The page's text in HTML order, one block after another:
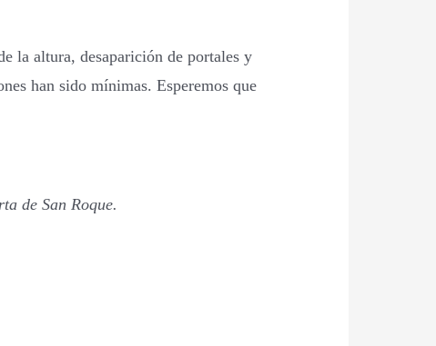
la altura, desaparición de portales y
han sido mínimas. Esperemos que
de San Roque.